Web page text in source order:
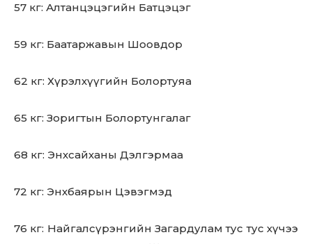
57 кг: Алтанцэцэгийн Батцэцэг
59 кг: Баатаржавын Шоовдор
62 кг: Хүрэлхүүгийн Болортуяа
65 кг: Зоригтын Болортунгалаг
68 кг: Энхсайханы Дэлгэрмаа
72 кг: Энхбаярын Цэвэгмэд
76 кг: Найгалсүрэнгийн Загардулам тус тус хүчээ